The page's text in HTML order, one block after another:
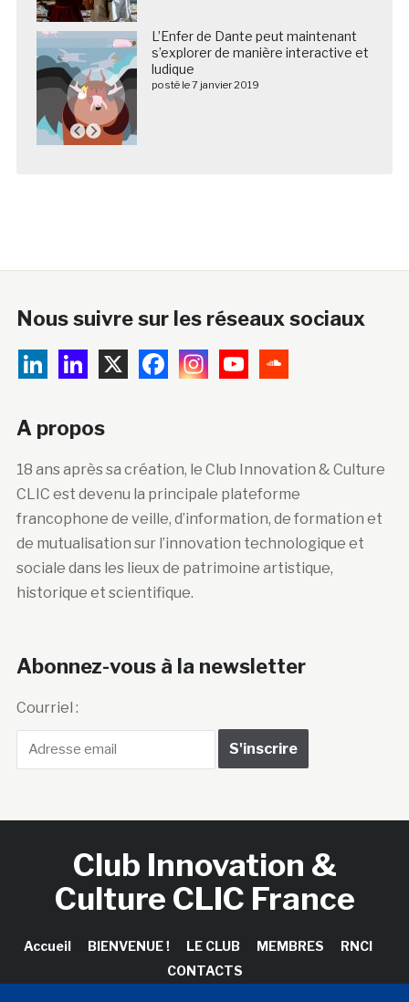
L’Enfer de Dante peut maintenant
s’explorer de manière interactive et
ludique
posté le 7 janvier 2019
Nous suivre sur les réseaux sociaux
A propos
18 ans après sa création, le Club Innovation & Culture
CLIC est devenu la principale plateforme
francophone de veille, d’information, de formation et
de mutualisation sur l’innovation technologique et
sociale dans les lieux de patrimoine artistique,
historique et scientifique.
Abonnez-vous à la newsletter
Courriel :
Club Innovation &
Culture CLIC France
Accueil BIENVENUE ! LE CLUB MEMBRES
RNCI
CONTACTS